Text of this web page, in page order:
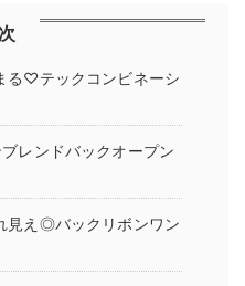
る♡テックコンビネーシ
レンドバックオープン
見え◎バックリボンワン